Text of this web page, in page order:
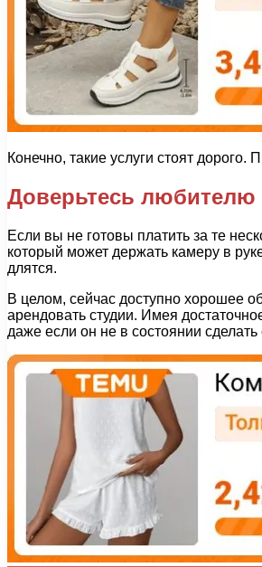
Конечно, такие услуги стоят
Доверьтесь любителю
Если вы не готовы платить за те
который может держать камеру в
длятся.
В целом, сейчас доступно хорошее
арендовать студии. Имея
даже если он не в состоянии сделать